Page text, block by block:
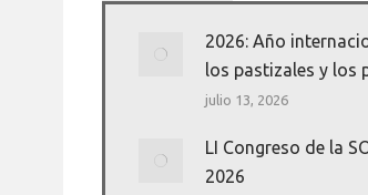
2026: Año
los pastizales y los
julio 13, 2026
LI Congreso de la
2026